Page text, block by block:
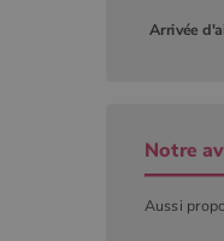
Arrivée
Notre
Aussi